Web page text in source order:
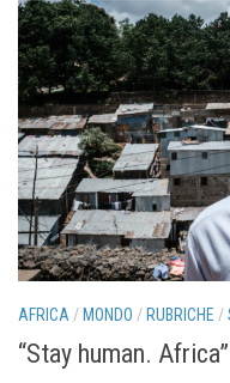
AFRICA/ MONDO / RUBRICHE /
“Stay human.